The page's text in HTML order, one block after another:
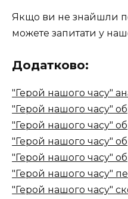
Якщо ви не знайшли
можете запитати у
Додатково:
"Герой нашого часу"
"Герой нашого часу"
"Герой нашого часу"
"Герой нашого часу"
"Герой нашого часу"
"Герой нашого часу"
"Герой нашого часу"